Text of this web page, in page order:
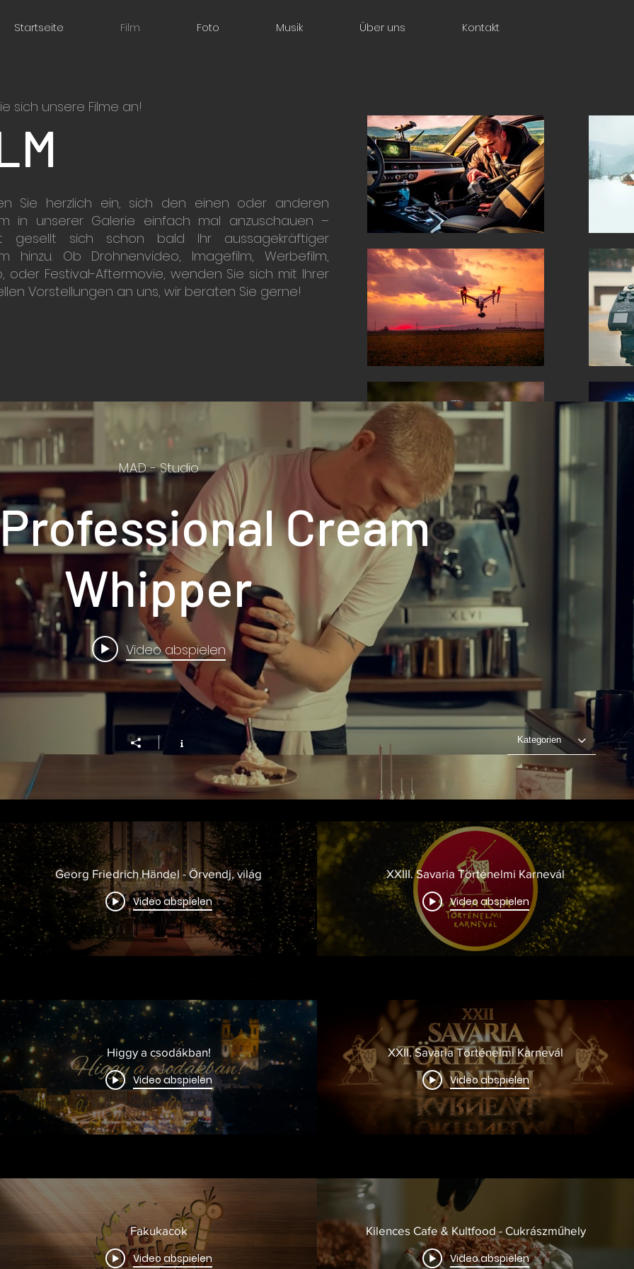
Startseite Film Foto Musik Über uns Kontakt
sich unsere Filme an!
Sie herzlich ein, sich den einen oder anderen
in unserer Galerie einfach mal anzuschauen –
gesellt sich schon bald Ihr aussagekräftiger
hinzu. Ob Drohnenvideo, Imagefilm, Werbefilm,
oder Festival-Aftermovie, wenden Sie sich mit Ihrer
Vorstellungen an uns, wir beraten Sie gerne!
M.A.D. - Studio
Cream
Whipper
Video abspielen
Kategorien
Georg Friedrich Händel - Örvendj, világ
Video abspielen
XXIII. Savaria Történelmi Karnevál
Video abspielen
Higgy a csodákban!
Video abspielen
XXII. Savaria Történelmi Karnevál
Video abspielen
Fakukacok
Video abspielen
Kilences Cafe & Kultfood - Cukrászműhely
Video abspielen